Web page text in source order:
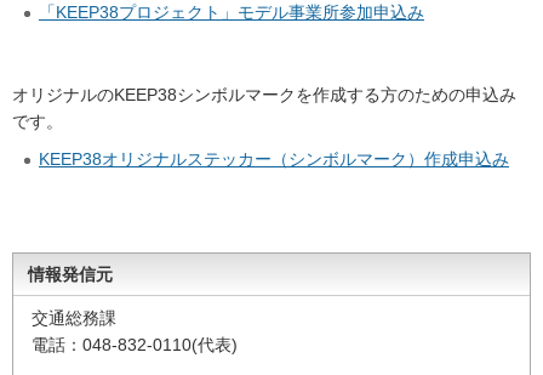
「KEEP38プロジェクト」モデル事業所参加申込み
オリジナルのKEEP38シンボルマークを作成する方のための申込み
です。
KEEP38オリジナルステッカー（シンボルマーク）作成申込み
情報発信元
交通総務課
電話：048-832-0110(代表)